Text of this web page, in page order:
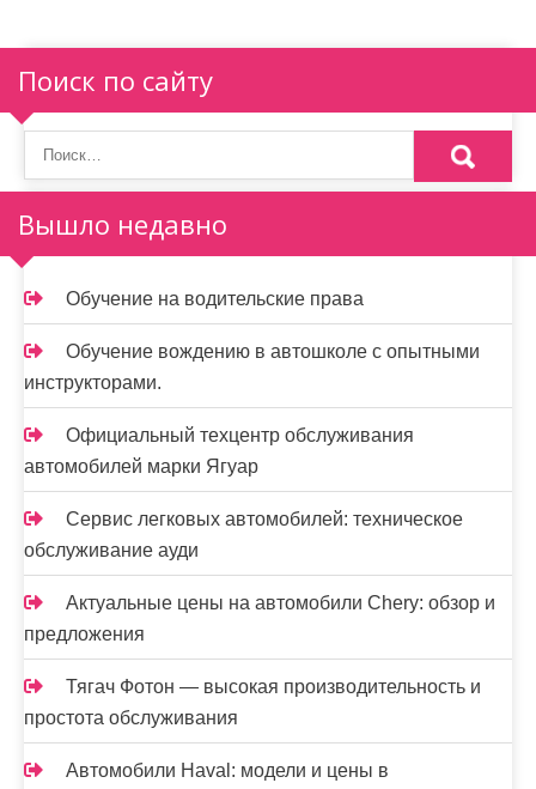
Поиск по сайту
Вышло недавно
Обучение на водительские права
Обучение вождению в автошколе с опытными
инструкторами.
Официальный техцентр обслуживания
автомобилей марки Ягуар
Сервис легковых автомобилей: техническое
обслуживание ауди
Актуальные цены на автомобили Chery: обзор и
предложения
Тягач Фотон — высокая производительность и
простота обслуживания
Автомобили Haval: модели и цены в